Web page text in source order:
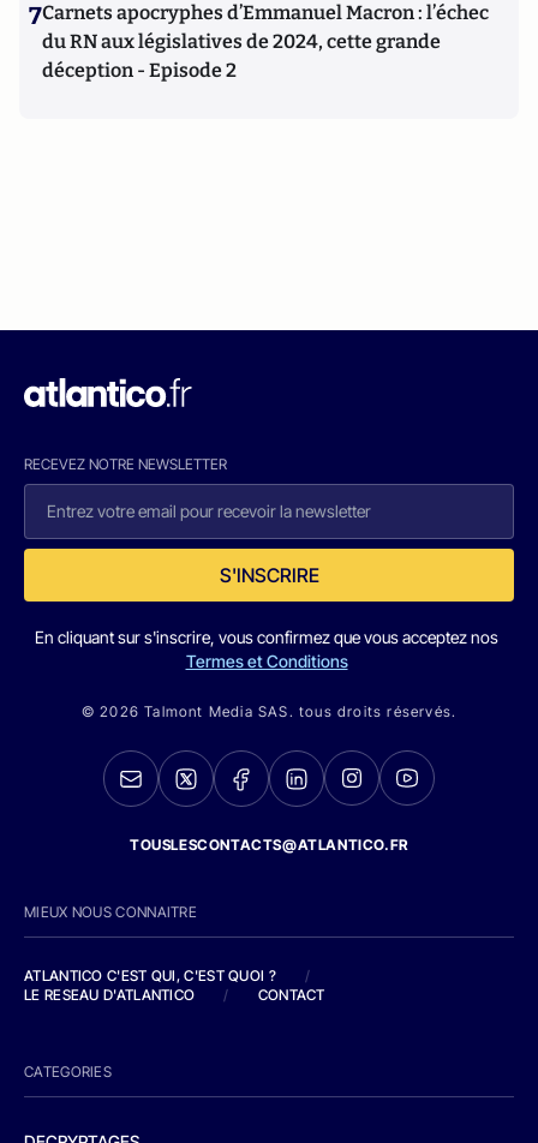
7Carnets apocryphes d’Emmanuel Macron : l’échec
du RN aux législatives de 2024, cette grande
déception - Episode 2
RECEVEZ NOTRE NEWSLETTER
S'INSCRIRE
En cliquant sur s'inscrire, vous confirmez que vous acceptez nos
Termes et Conditions
© 2026 Talmont Media SAS. tous droits réservés.
TOUSLESCONTACTS@ATLANTICO.FR
MIEUX NOUS CONNAITRE
ATLANTICO C'EST QUI, C'EST QUOI ?
/
LE RESEAU D'ATLANTICO
/ CONTACT
CATEGORIES